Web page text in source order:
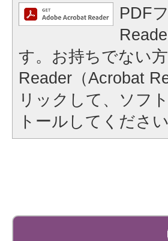
PDF
す。お持ちでない
Reader（Acrobat
リックして、ソフ
トールしてください